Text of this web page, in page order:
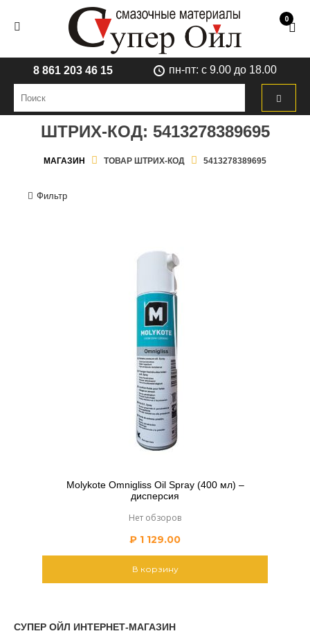
0
8 861 203 46 15 пн-пт: с 9.00 до 18.00
ШТРИХ-КОД: 5413278389695
МАГАЗИН ТОВАР ШТРИХ-КОД 5413278389695
Фильтр
Molykote Omnigliss Oil Spray (400 мл) –
дисперсия
Нет обзоров
₽ 1 129.00
В корзину
СУПЕР ОЙЛ ИНТЕРНЕТ-МАГАЗИН